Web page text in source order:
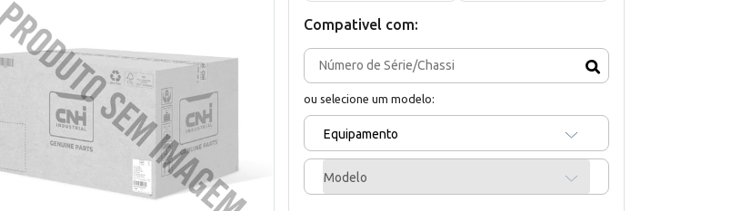
Compativel com:
ou selecione um modelo:
Equipamento
Modelo